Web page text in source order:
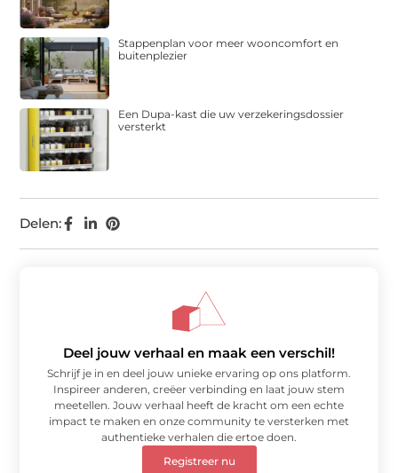
Delen:
Stappenplan voor meer wooncomfort en
buitenplezier
Een Dupa-kast die uw verzekeringsdossier
versterkt
Deel jouw verhaal en maak een verschil!
Schrijf je in en deel jouw unieke ervaring op ons platform.
Inspireer anderen, creëer verbinding en laat jouw stem
meetellen. Jouw verhaal heeft de kracht om een echte
impact te maken en onze community te versterken met
authentieke verhalen die ertoe doen.
Registreer nu